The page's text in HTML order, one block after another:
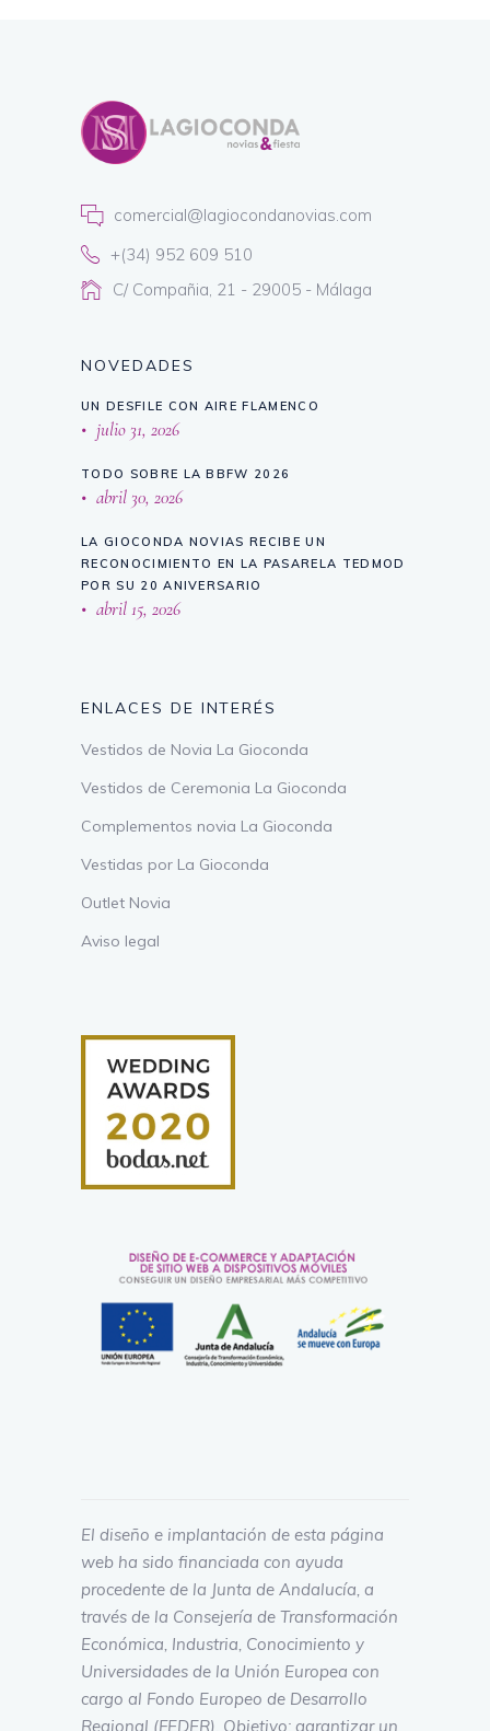
comercial@lagiocondanovias.com
+(34) 952 609 510
C/ Compañia, 21 - 29005 - Málaga
NOVEDADES
UN DESFILE CON AIRE FLAMENCO
julio 31, 2026
TODO SOBRE LA BBFW 2026
abril 30, 2026
LA GIOCONDA NOVIAS RECIBE UN
RECONOCIMIENTO EN LA PASARELA TEDMOD
POR SU 20 ANIVERSARIO
abril 15, 2026
ENLACES DE INTERÉS
Vestidos de Novia La Gioconda
Vestidos de Ceremonia La Gioconda
Complementos novia La Gioconda
Vestidas por La Gioconda
Outlet Novia
Aviso legal
El diseño e implantación de esta página
web ha sido financiada con ayuda
procedente de la Junta de Andalucía, a
través de la Consejería de Transformación
Económica, Industria, Conocimiento y
Universidades de la Unión Europea con
cargo al Fondo Europeo de Desarrollo
Regional (FEDER). Objetivo: garantizar un